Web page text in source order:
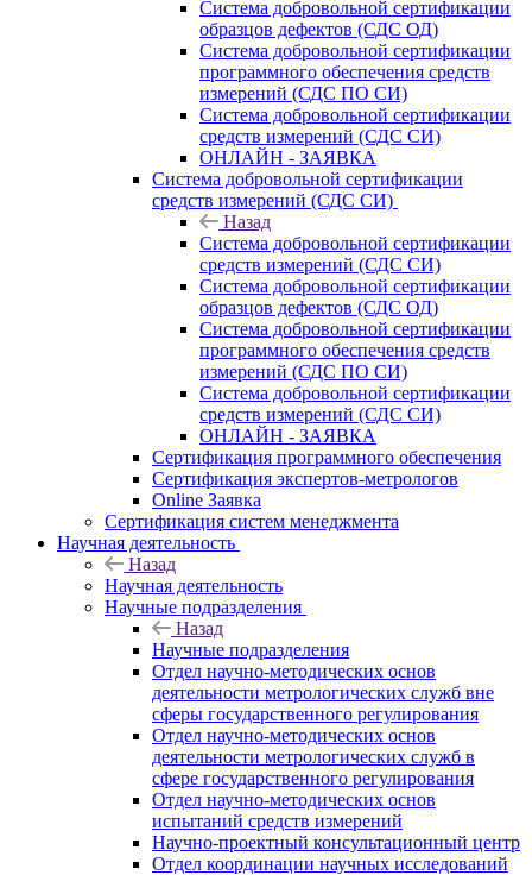
Система добровольной сертификации
образцов дефектов (СДС ОД)
Система добровольной сертификации
программного обеспечения средств
измерений (СДС ПО СИ)
Система добровольной сертификации
средств измерений (СДС СИ)
ОНЛАЙН - ЗАЯВКА
Система добровольной сертификации
средств измерений (СДС СИ)
Назад
Система добровольной сертификации
средств измерений (СДС СИ)
Система добровольной сертификации
образцов дефектов (СДС ОД)
Система добровольной сертификации
программного обеспечения средств
измерений (СДС ПО СИ)
Система добровольной сертификации
средств измерений (СДС СИ)
ОНЛАЙН - ЗАЯВКА
Сертификация программного обеспечения
Сертификация экспертов-метрологов
Online Заявка
Сертификация систем менеджмента
Научная деятельность
Назад
Научная деятельность
Научные подразделения
Назад
Научные подразделения
Отдел научно-методических основ
деятельности метрологических служб вне
сферы государственного регулирования
Отдел научно-методических основ
деятельности метрологических служб в
сфере государственного регулирования
Отдел научно-методических основ
испытаний средств измерений
Научно-проектный консультационный центр
Отдел координации научных исследований